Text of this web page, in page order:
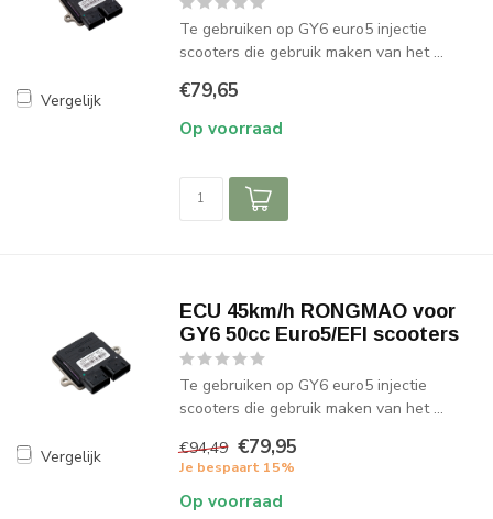
Vergelijk
Te gebruiken op GY6 euro5 injectie
scooters die gebruik maken van het ...
€79,65
Op voorraad
Vergelijk
ECU 45km/h RONGMAO voor
GY6 50cc Euro5/EFI scooters
Te gebruiken op GY6 euro5 injectie
scooters die gebruik maken van het ...
€94,49 €79,95
Je bespaart 15%
Op voorraad